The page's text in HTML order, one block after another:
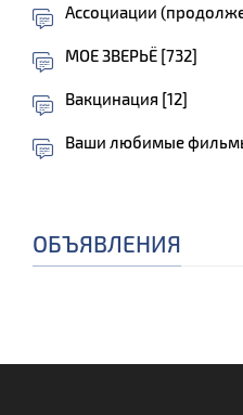
Ассоциации
МОЕ ЗВЕРЬЁ [732]
Вакцинация [12]
Ваши любимые
ОБЪЯВЛЕНИЯ